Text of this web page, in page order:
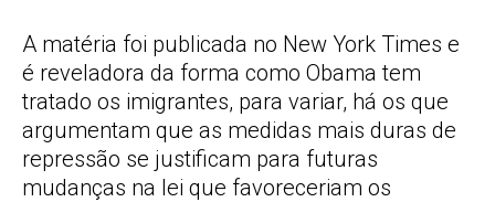
A matéria foi publicada no New York Times e
é reveladora da forma como Obama tem
tratado os imigrantes, para variar, há os que
argumentam que as medidas mais duras de
repressão se justificam para futuras
mudanças na lei que favoreceriam os